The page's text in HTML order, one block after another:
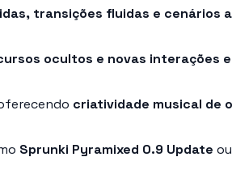
transições fluidas e cenários
ocultos e novas interações
criatividade musical de
Sprunki Pyramixed 0.9 Update